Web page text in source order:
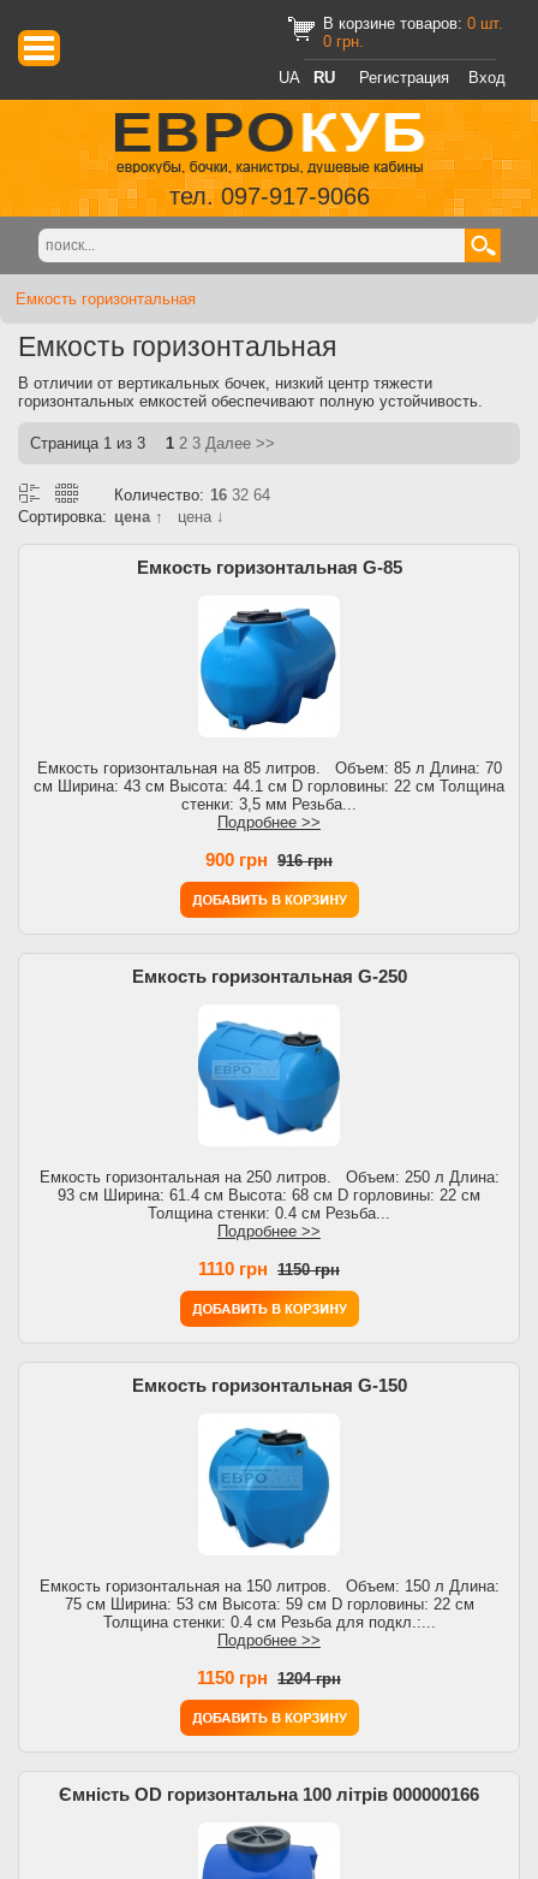
В корзине товаров: 0 шт.
0 грн.
UA
RU Регистрация Вход
тел. 097-917-9066
Емкость горизонтальная
Емкость горизонтальная
В отличии от вертикальных бочек, низкий центр тяжести
горизонтальных емкостей обеспечивают полную устойчивость.
Страница 1 из 3 1 2 3 Далее >>
Количество: 16 32 64
Сортировка: цена ↑ цена ↓
Емкость горизонтальная G-85
Емкость горизонтальная на 85 литров. Объем: 85 л Длина: 70
см Ширина: 43 см Высота: 44.1 см D горловины: 22 см Толщина
стенки: 3,5 мм Резьба...
Подробнее >>
900 грн 916 грн
Емкость горизонтальная G-250
Емкость горизонтальная на 250 литров. Объем: 250 л Длина:
93 см Ширина: 61.4 см Высота: 68 см D горловины: 22 см
Толщина стенки: 0.4 см Резьба...
Подробнее >>
1110 грн 1150 грн
Емкость горизонтальная G-150
Емкость горизонтальная на 150 литров. Объем: 150 л Длина:
75 см Ширина: 53 см Высота: 59 см D горловины: 22 см
Толщина стенки: 0.4 см Резьба для подкл.:...
Подробнее >>
1150 грн 1204 грн
Ємність OD горизонтальна 100 літрів 000000166